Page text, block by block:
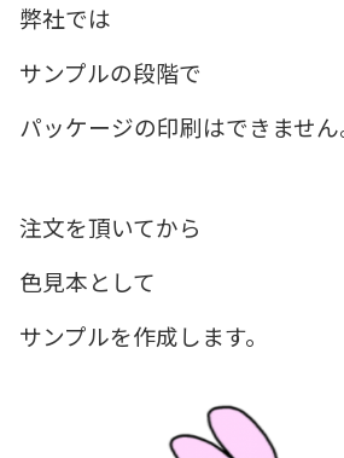
弊社では
サンプルの段階で
パッケージの印刷はできません
注文を頂いてから
色見本として
サンプルを作成します。